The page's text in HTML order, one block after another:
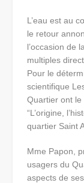
L’eau est au
le retour
l’occasion de
multiples
Pour le
scientifique
Quartier ont
“L’origine,
quartier Saint
Mme Papon,
usagers du
aspects de